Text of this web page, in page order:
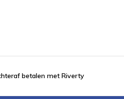
betalen met Riverty